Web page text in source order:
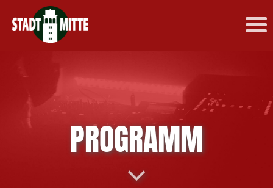
PROGRAMM